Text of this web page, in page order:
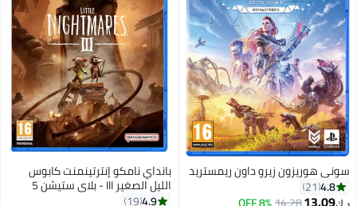
سوني هوريزون زيرو داون ريمستريد
4.8
21
بانداي نامكو إنترتينمنت كابوس
الليل الصغير III - بلاي ستيشن 5
4.9
19